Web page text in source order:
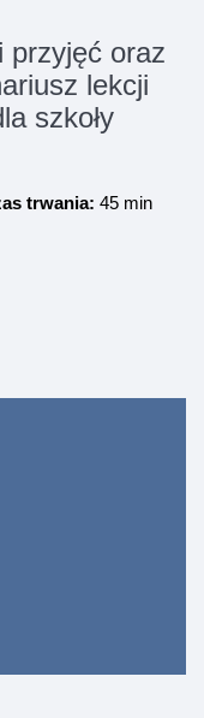
przyjęć oraz
lekcji
szkoły
trwania: 45 min